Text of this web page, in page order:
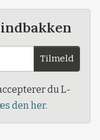
Tilmeld
du L-
den her.